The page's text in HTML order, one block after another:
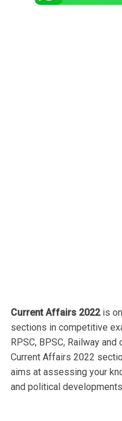
Current Affairs 2022is
sections in competitive
RPSC, BPSC, Railway
Current Affairs 2022
aims at assessing your
and political